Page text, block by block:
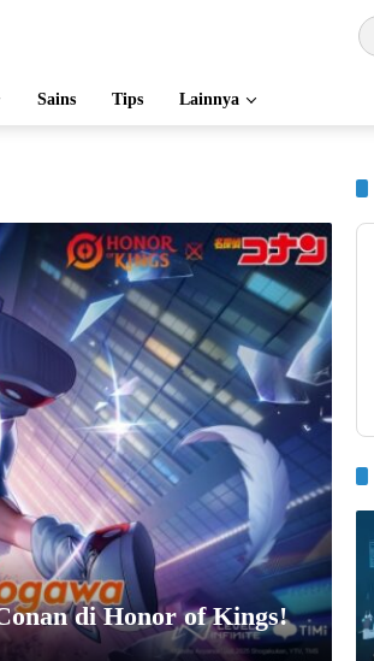
Sains Tips Lainnya
di Honor of Kings!